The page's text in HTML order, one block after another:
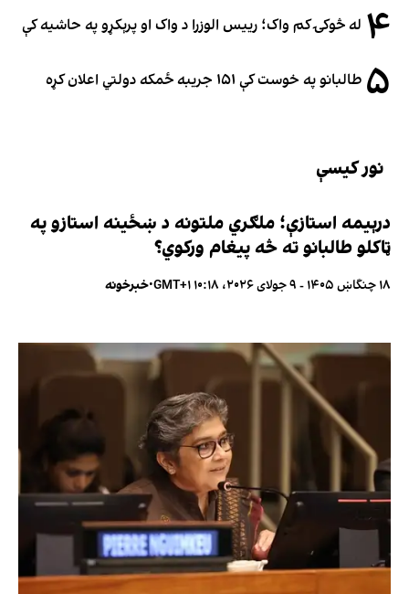
۴ له څوکۍ کم واک؛ رییس الوزرا د واک او پرېکړو په حاشیه کې
۵ طالبانو په خوست کې ۱۵۱ جریبه ځمکه دولتي اعلان کړه
نور کیسې
درېیمه استازې؛ ملګري ملتونه د ښځینه استازو په
ټاکلو طالبانو ته څه پیغام ورکوي؟
۱۸ چنگاښ ۱۴۰۵ - ۹ جولای ۲۰۲۶، ۱۰:۱۸ GMT+۱ •خبرخونه